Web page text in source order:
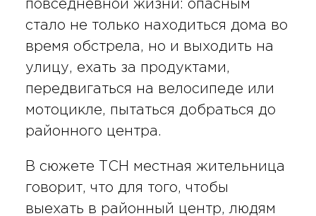
повседневной жизни: опасным
стало не только находиться дома во
время обстрела, но и выходить на
улицу, ехать за продуктами,
передвигаться на велосипеде или
мотоцикле, пытаться добраться до
районного центра.
В сюжете ТСН местная жительница
говорит, что для того, чтобы
выехать в районный центр, людям